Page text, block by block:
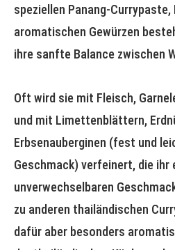
speziellen Panang-Currypaste,
aromatischen Gewürzen
ihre sanfte Balance zwischen
Oft wird sie mit Fleisch,
und mit Limettenblättern,
Erbsenauberginen (fest und
Geschmack) verfeinert, die ihr
unverwechselbaren
zu anderen thailändischen
dafür aber besonders